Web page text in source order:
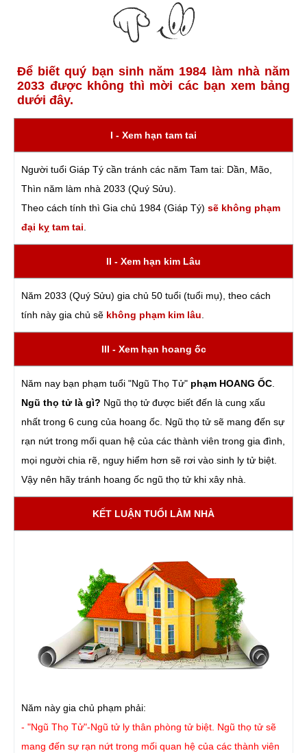
Để biết quý bạn sinh năm 1984 làm nhà năm
2033 được không thì mời các bạn xem bảng
dưới đây.
I - Xem hạn tam tai
Người tuổi Giáp Tý cần tránh các năm Tam tai: Dần, Mão,
Thìn năm làm nhà 2033 (Quý Sửu).
Theo cách tính thì Gia chủ 1984 (Giáp Tý) sẽ không phạm
đại kỵ tam tai
II - Xem hạn kim Lâu
Năm 2033 (Quý Sửu) gia chủ 50 tuổi (tuổi mụ), theo cách
tính này gia chủ sẽ không phạm kim lâu
III - Xem hạn hoang ốc
Năm nay bạn phạm tuổi "Ngũ Thọ Tử" phạm HOANG ỐC
Ngũ thọ tử là gì? Ngũ thọ tử được biết đến là cung xấu
nhất trong 6 cung của hoang ốc. Ngũ thọ tử sẽ mang đến sự
rạn nứt trong mối quan hệ của các thành viên trong gia đình,
mọi người chia rẽ, nguy hiểm hơn sẽ rơi vào sinh ly tử biệt.
Vậy nên hãy tránh hoang ốc ngũ thọ tử khi xây nhà.
KẾT LUẬN TUỔI LÀM NHÀ
Năm này gia chủ phạm phải:
- "Ngũ Thọ Tử"-Ngũ tử ly thân phòng tử biệt. Ngũ thọ tử sẽ
mang đến sự rạn nứt trong mối quan hệ của các thành viên